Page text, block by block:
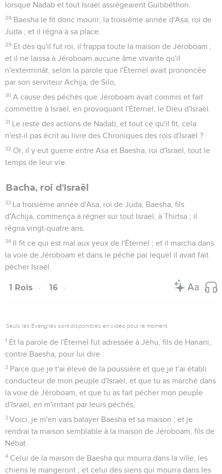
lorsque Nadab et tout Israël assiégeaient Guibbéthon.
28 Baesha le fit donc mourir, la troisième année d'Asa, roi de
Juda ; et il régna à sa place.
29 Et dès qu'il fut roi, il frappa toute la maison de Jéroboam ;
et il ne laissa à Jéroboam aucune âme vivante qu'il
n'exterminât, selon la parole que l'Éternel avait prononcée
par son serviteur Achija, de Silo,
30 A cause des péchés que Jéroboam avait commis et fait
commettre à Israël, en provoquant l'Éternel, le Dieu d'Israël.
31 Le reste des actions de Nadab, et tout ce qu'il fit, cela
n'est-il pas écrit au livre des Chroniques des rois d'Israël ?
32 Or, il y eut guerre entre Asa et Baesha, roi d'Israël, tout le
temps de leur vie.
Bacha, roi d'Israël
33 La troisième année d'Asa, roi de Juda, Baesha, fils
d'Achija, commença à régner sur tout Israël, à Thirtsa ; il
régna vingt-quatre ans.
34 Il fit ce qui est mal aux yeux de l'Éternel ; et il marcha dans
la voie de Jéroboam et dans le péché par lequel il avait fait
pécher Israël.
1 Rois 16
Seuls les Évangiles sont disponibles en vidéo pour le moment.
1 Et la parole de l'Éternel fut adressée à Jéhu, fils de Hanani,
contre Baesha, pour lui dire :
2 Parce que je t'ai élevé de la poussière et que je t'ai établi
conducteur de mon peuple d'Israël, et que tu as marché dans
la voie de Jéroboam, et que tu as fait pécher mon peuple
d'Israël, en m'irritant par leurs péchés,
3 Voici, je m'en vais balayer Baesha et sa maison ; et je
rendrai ta maison semblable à la maison de Jéroboam, fils de
Nébat.
4 Celui de la maison de Baesha qui mourra dans la ville, les
chiens le mangeront ; et celui des siens qui mourra dans les